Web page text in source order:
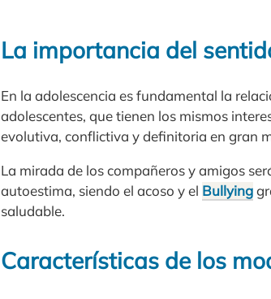
La importancia del
En la adolescencia es fundamental la
adolescentes, que tienen los mismos
evolutiva, conflictiva y definitoria en gran
La mirada de los compañeros y amigos
autoestima, siendo el acoso y el Bullying
saludable.
Características de los